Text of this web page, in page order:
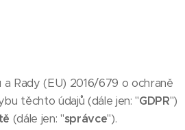
Rady (EU) 2016/679 o ochraně
těchto údajů (dále jen: "GDPR")
(dále jen: "správce").